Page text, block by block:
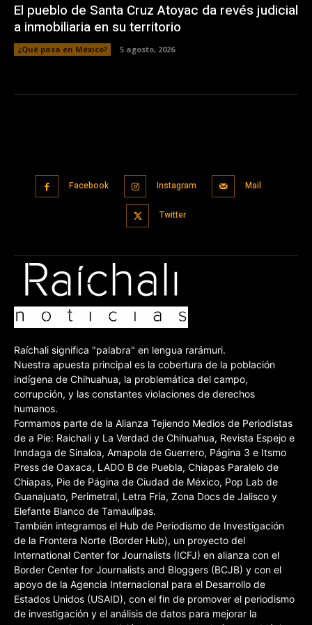
El pueblo de Santa Cruz Atoyac da revés judicial
a inmobiliaria en su territorio
¿Qué pasa en México? 5 agosto, 2026
Facebook Instagram Mail
Twitter
Raíchali significa "palabra" en lengua rarámuri.
Nuestra apuesta principal es la cobertura de la población
indígena de Chihuahua, la problemática del campo,
corrupción, y las constantes violaciones de derechos
humanos.
Formamos parte de la Alianza Tejiendo Medios de Periodistas
de a Pie: Raichali y La Verdad de Chihuahua, Revista Espejo e
Inndaga de Sinaloa, Amapola de Guerrero, Página 3 e Itsmo
Press de Oaxaca, LADO B de Puebla, Chiapas Paralelo de
Chiapas, Pie de Página de Ciudad de México, Pop Lab de
Guanajuato, Perimetral, Letra Fría, Zona Docs de Jalisco y
Elefante Blanco de Tamaulipas.
También integramos el Hub de Periodismo de Investigación
de la Frontera Norte (Border Hub), un proyecto del
International Center for Journalists (ICFJ) en alianza con el
Border Center for Journalists and Bloggers (BCJB) y con el
apoyo de la Agencia Internacional para el Desarrollo de
Estados Unidos (USAID), con el fin de promover el periodismo
de investigación y el análisis de datos para mejorar la